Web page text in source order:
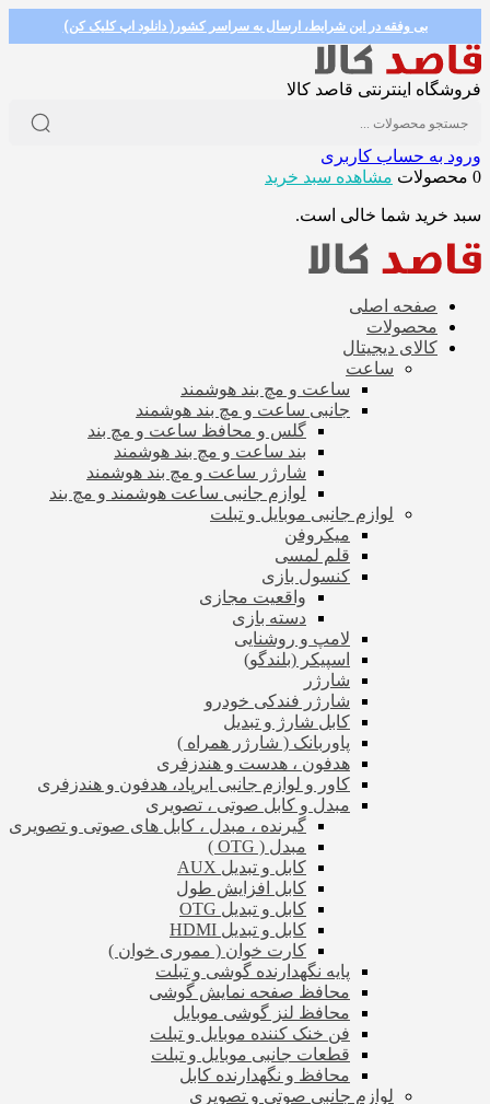
بی وفقه در این شرایط، ارسال به سراسر کشور( دانلود اپ کلیک کن)
فروشگاه اینترنتی قاصد کالا
ورود به حساب کاربری
0 محصولات
مشاهده سبد خرید
سبد خرید شما خالی است.
صفحه اصلی
محصولات
کالای دیجیتال
ساعت
ساعت و مچ بند هوشمند
جانبی ساعت و مچ بند هوشمند
گلس و محافظ ساعت و مچ بند
بند ساعت و مچ بند هوشمند
شارژر ساعت و مچ بند هوشمند
لوازم جانبی ساعت هوشمند و مچ بند
لوازم جانبی موبایل و تبلت
میکروفن
قلم لمسی
کنسول بازی
واقعیت مجازی
دسته بازی
لامپ و روشنایی
اسپیکر (بلندگو)
شارژر
شارژر فندکی خودرو
کابل شارژ و تبدیل
پاوربانک ( شارژر همراه )
هدفون ، هدست و هندزفری
کاور و لوازم جانبی ایرپاد، هدفون و هندزفری
مبدل و کابل صوتی ، تصویری
گیرنده ، مبدل ، کابل های صوتی و تصویری
مبدل ( OTG )
کابل و تبدیل AUX
کابل افزایش طول
کابل و تبدیل OTG
کابل و تبدیل HDMI
کارت خوان ( مموری خوان )
پایه نگهدارنده گوشی و تبلت
محافظ صفحه نمایش گوشی
محافظ لنز گوشی موبایل
فن خنک کننده موبایل و تبلت
قطعات جانبی موبایل و تبلت
محافظ و نگهدارنده کابل
لوازم جانبی صوتی و تصویری